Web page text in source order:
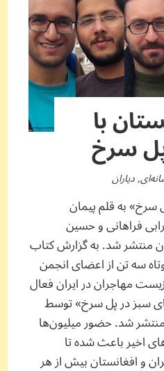
با
سرخ
,دیاران
به قلم پیمان
فراهانی و حسین
منتشر شد. به گزارش کتاب
سه تن از اعضای انجمن
مهاجران در ایران فعال
سبز در پل سرخ» توسط
شد. حضور میلیون‌ها
اخیر باعث شده تا
و افغانستان بیش از هر